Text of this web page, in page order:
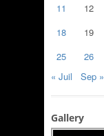
11
12
18
19
25
26
« Juil
Sep »
Gallery